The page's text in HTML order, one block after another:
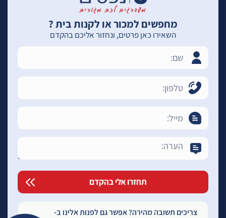
מחפשים למכור או לקנות בית ?
השאירו כאן פרטים, ונחזור אליכם בהקדם
צריכים תשובה מהירה? אפשר גם לפנות אלינו ב-